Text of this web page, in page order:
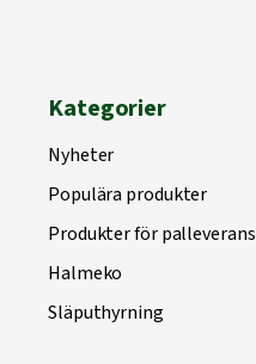
Kategorier
Nyheter
Populära produkter
Produkter för palleverans
Halmeko
Släputhyrning